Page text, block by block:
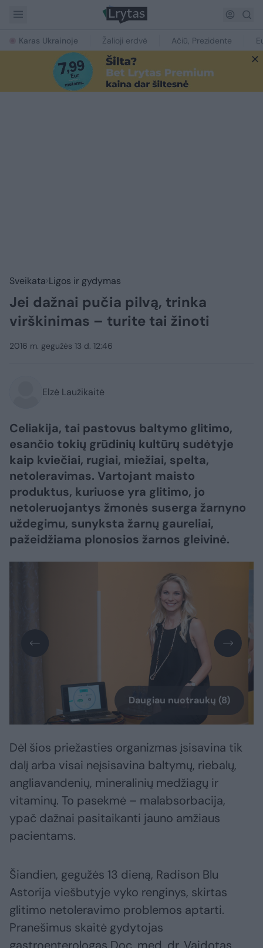
Karas Ukrainoje Žalioji erdvė Ačiū, Prezidente
Sveikata Ligos ir gydymas
Jei dažnai pučia pilvą, trinka
virškinimas – turite tai žinoti
2016 m. gegužės 13 d. 12:46
Elzė Laužikaitė
Celiakija, tai pastovus baltymo glitimo,
esančio tokių grūdinių kultūrų sudėtyje
kaip kviečiai, rugiai, miežiai, spelta,
netoleravimas. Vartojant maisto
produktus, kuriuose yra glitimo, jo
netoleruojantys žmonės suserga žarnyno
uždegimu, sunyksta žarnų gaureliai,
pažeidžiama plonosios žarnos gleivinė.
Daugiau nuotraukų (8)
Dėl šios priežasties organizmas įsisavina tik
dalį arba visai neįsisavina baltymų, riebalų,
angliavandenių, mineralinių medžiagų ir
vitaminų. To pasekmė – malabsorbacija,
ypač dažnai pasitaikanti jauno amžiaus
pacientams.
Šiandien, gegužės 13 dieną, Radison Blu
Astorija viešbutyje vyko renginys, skirtas
glitimo netoleravimo problemos aptarti.
Pranešimus skaitė gydytojas